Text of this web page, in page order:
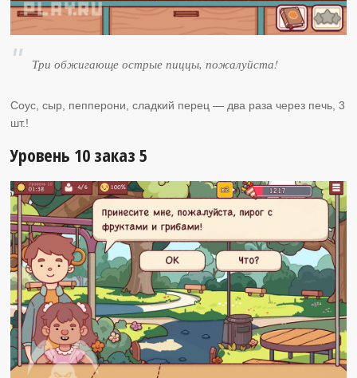
Три обжигающе острые пиццы, пожалуйста!
Соус, сыр, пепперони, сладкий перец — два раза через печь, 3
шт.!
Уровень 10 заказ 5